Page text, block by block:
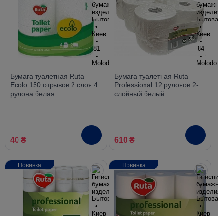
Бумага туалетная Ruta
Ecolo 150 отрывов 2 слоя 4
рулона белая
40 ₴
Бумага туалетная Ruta
Professional 12 рулонов 2-
слойный белый
610 ₴
Новинка Новинка